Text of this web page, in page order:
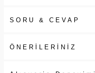
SORU & CEVAP
ÖNERİLERİNİZ